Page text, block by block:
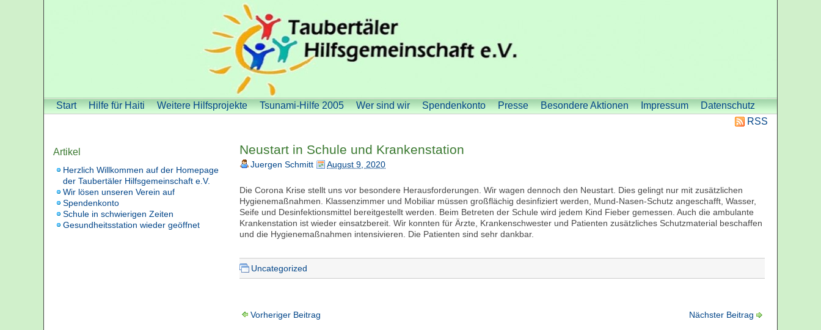
Start Hilfe für Haiti Weitere Hilfsprojekte Tsunami-Hilfe 2005 Wer sind wir Spendenkonto Presse Besondere Aktionen Impressum
Datenschutz
RSS
Neustart in Schule und Krankenstation
Juergen Schmitt August 9, 2020
Die Corona Krise stellt uns vor besondere Herausforderungen. Wir wagen dennoch den Neustart. Dies gelingt nur mit zusätzlichen
Hygienemaßnahmen. Klassenzimmer und Mobiliar müssen großflächig desinfiziert werden, Mund-Nasen-Schutz angeschafft, Wasser,
Seife und Desinfektionsmittel bereitgestellt werden. Beim Betreten der Schule wird jedem Kind Fieber gemessen. Auch die ambulante
Krankenstation ist wieder einsatzbereit. Wir konnten für Ärzte, Krankenschwester und Patienten zusätzliches Schutzmaterial beschaffen
und die Hygienemaßnahmen intensivieren. Die Patienten sind sehr dankbar.
Uncategorized
Vorheriger Beitrag Nächster Beitrag
Artikel
Herzlich Willkommen auf der Homepage
der Taubertäler Hilfsgemeinschaft e.V.
Wir lösen unseren Verein auf
Spendenkonto
Schule in schwierigen Zeiten
Gesundheitsstation wieder geöffnet